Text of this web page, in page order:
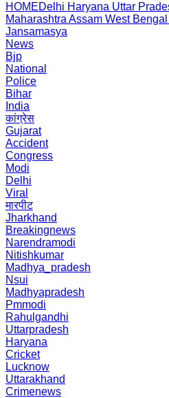
HOMEDelhi Haryana Uttar
Maharashtra Assam West Bengal
Jansamasya
News
Bjp
National
Police
Bihar
India
कांग्रेस
Gujarat
Accident
Congress
Modi
Delhi
Viral
मारपीट
Jharkhand
Breakingnews
Narendramodi
Nitishkumar
Madhya_pradesh
Nsui
Madhyapradesh
Pmmodi
Rahulgandhi
Uttarpradesh
Haryana
Cricket
Lucknow
Uttarakhand
Crimenews